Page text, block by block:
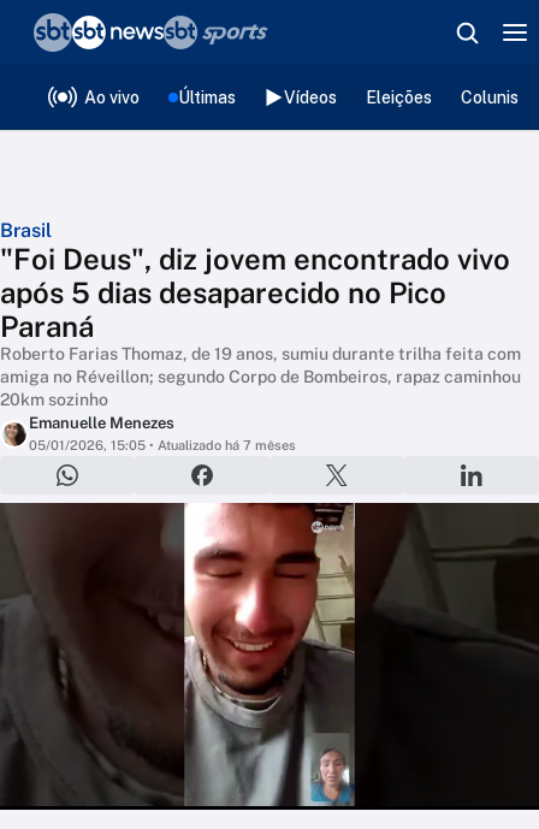
Ao vivo Últimas Vídeos Eleições
Brasil
"Foi Deus", diz jovem encontrado vivo
após 5 dias desaparecido no Pico
Paraná
Roberto Farias Thomaz, de 19 anos, sumiu durante trilha feita com
amiga no Réveillon; segundo Corpo de Bombeiros, rapaz caminhou
20km sozinho
Emanuelle Menezes
05/01/2026, 15:05 • Atualizado há 7 mêses
❮voltar
Editorias